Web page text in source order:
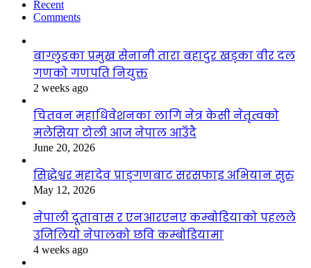
Recent
Comments
बाग्लुङका प्रमुख सेनानी तारा बहादुर खड्का वीर दल
गणको गणपति नियुक्त
2 weeks ago
चितवन महाधिवेशनका लागि नेत्र केसी नेतृत्वको
मलेसिया टोली आज नेपाल आउँदै
June 20, 2026
सिद्धेश्वर महादेव प्राङ्गणबाट सरसफाइ अभियान सुरु
May 12, 2026
नेपाली दूतावास र एनआरएनए कम्बोडियाको पहलले
उजिलियो नेपालको छवि कम्बोडियामा
4 weeks ago